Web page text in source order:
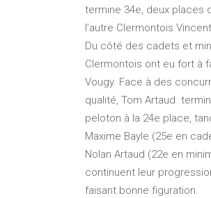
termine 34e, deux places
l’autre Clermontois
Du côté des cadets et
Clermontois ont eu fort à
Vougy. Face à des
qualité, Tom Artaud
peloton à la 24e place,
Maxime Bayle (25e en
Nolan Artaud (22e en
continuent leur
faisant bonne figuration.